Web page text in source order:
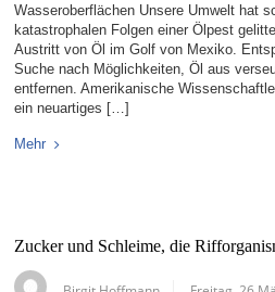
Wasseroberflächen Unsere Umwelt hat
katastrophalen Folgen einer Ölpest
Austritt von Öl im Golf von Mexiko.
Suche nach Möglichkeiten, Öl aus
entfernen. Amerikanische
ein neuartiges […]
Mehr
Zucker und Schleime, die